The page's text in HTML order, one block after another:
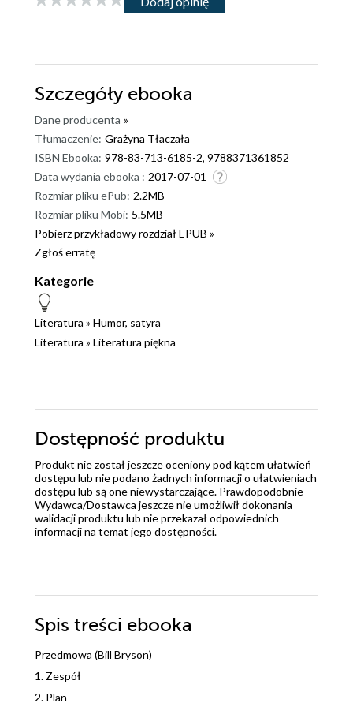
Szczegóły ebooka
Dane producenta »
Tłumaczenie: Grażyna Tłaczała
ISBN Ebooka: 978-83-713-6185-2, 9788371361852
Data wydania ebooka : 2017-07-01
Rozmiar pliku ePub: 2.2MB
Rozmiar pliku Mobi: 5.5MB
Pobierz przykładowy rozdział EPUB »
Zgłoś erratę
Kategorie
Literatura » Humor, satyra
Literatura » Literatura piękna
Dostępność produktu
Produkt nie został jeszcze oceniony pod kątem ułatwień
dostępu lub nie podano żadnych informacji o ułatwieniach
dostępu lub są one niewystarczające. Prawdopodobnie
Wydawca/Dostawca jeszcze nie umożliwił dokonania
walidacji produktu lub nie przekazał odpowiednich
informacji na temat jego dostępności.
Spis treści ebooka
Przedmowa (Bill Bryson)
1. Zespół
2. Plan